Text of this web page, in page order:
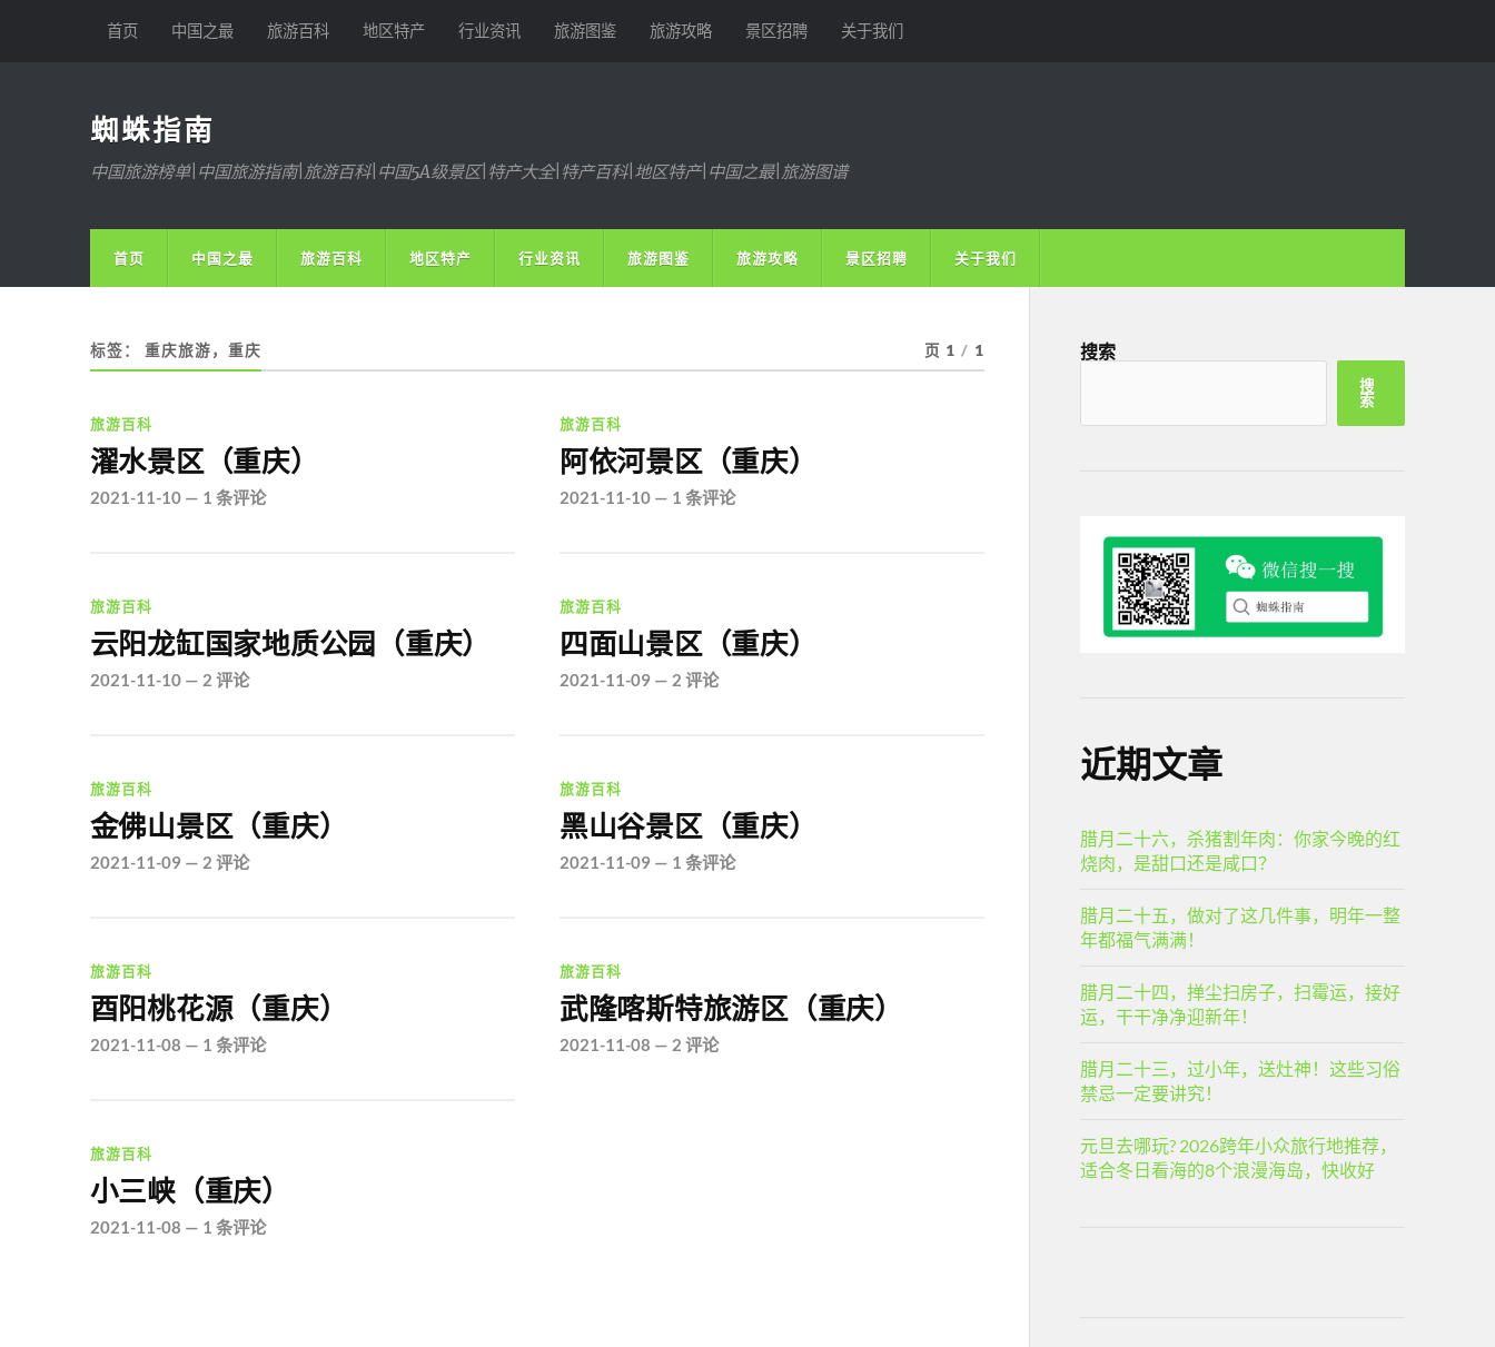
首页 中国之最 旅游百科 地区特产 行业资讯 旅游图鉴 旅游攻略 景区招聘 关于我们
蜘蛛指南
中国旅游榜单|中国旅游指南|旅游百科|中国5A级景区|特产大全|特产百科|地区特产|中国之最|旅游图谱
首页 中国之最 旅游百科 地区特产 行业资讯 旅游图鉴 旅游攻略 景区招聘 关于我们
标签： 重庆旅游，重庆 页 1 / 1
旅游百科
濯水景区（重庆）
2021-11-10— 1 条评论
旅游百科
阿依河景区（重庆）
2021-11-10— 1 条评论
旅游百科
云阳龙缸国家地质公园（重庆）
2021-11-10— 2 评论
旅游百科
四面山景区（重庆）
2021-11-09— 2 评论
旅游百科
金佛山景区（重庆）
2021-11-09— 2 评论
旅游百科
黑山谷景区（重庆）
2021-11-09— 1 条评论
旅游百科
酉阳桃花源（重庆）
2021-11-08 — 1 条评论
旅游百科
武隆喀斯特旅游区（重庆）
2021-11-08 — 2 评论
旅游百科
小三峡（重庆）
2021-11-08 — 1 条评论
搜索
搜
索
近期文章
腊月二十六，杀猪割年肉：你家今晚的红
烧肉，是甜口还是咸口？
腊月二十五，做对了这几件事，明年一整
年都福气满满！
腊月二十四，掸尘扫房子，扫霉运，接好
运，干干净净迎新年！
腊月二十三，过小年，送灶神！这些习俗
禁忌一定要讲究！
元旦去哪玩? 2026跨年小众旅行地推荐，
适合冬日看海的8个浪漫海岛，快收好